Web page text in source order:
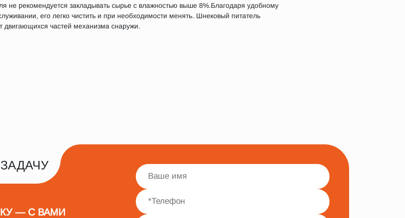
не рекомендуется закладывать сырье с влажностью выше 8%.Благодаря удобному
его легко чистить и при необходимости менять. Шнековый питатель
двигающихся частей механизма снаружи.
— С ВАМИ